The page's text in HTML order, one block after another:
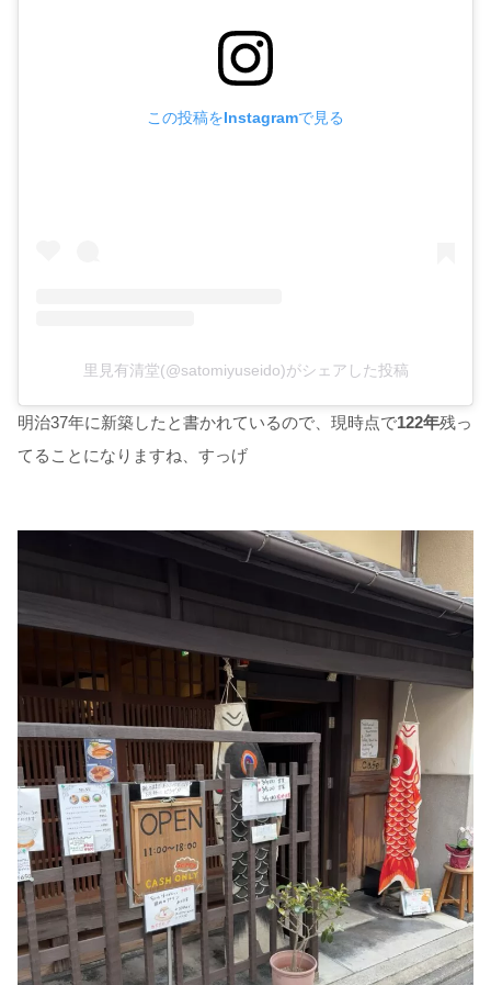
この投稿をInstagramで見る
里見有清堂(@satomiyuseido)がシェアした投稿
明治37年に新築したと書かれているので、現時点で122年残っ
てることになりますね、すっげ